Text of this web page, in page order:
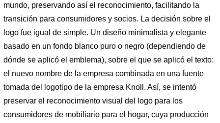
mundo, preservando así el reconocimiento, facilitando la
transición para consumidores y socios. La decisión sobre el
logo fue igual de simple. Un diseño minimalista y elegante
basado en un fondo blanco puro o negro (dependiendo de
dónde se aplicó el emblema), sobre el que se aplicó el texto:
el nuevo nombre de la empresa combinada en una fuente
tomada del logotipo de la empresa Knoll. Así, se intentó
preservar el reconocimiento visual del logo para los
consumidores de mobiliario para el hogar, cuya producción